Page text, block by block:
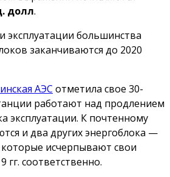
долл.
эксплуатации большинства
заканчиваются до 2020
АЭС отметила свое 30-
работают над продлением
эксплуатации. К почтенному
и два других энергоблока —
исчерпывают свои
гг. соответственно.